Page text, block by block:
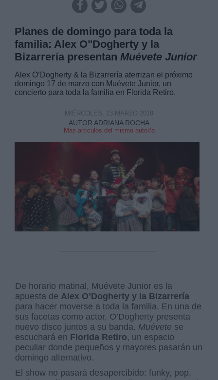
Planes de domingo para toda la
familia: Alex O"Dogherty y la
Bizarrería presentan Muévete Junior
Alex O’Dogherty & la Bizarrería aterrizan el próximo
domingo 17 de marzo con Muévete Junior, un
concierto para toda la familia en Florida Retiro.
AUTOR ADRIANA ROCHA
Mas artículos del mismo autor/a
MIÉRCOLES, 13 MARZO 2019
De horario matinal, Muévete Junior es la
apuesta de Alex O’Dogherty y la Bizarrería
para hacer moverse a toda la familia. En una de
sus facetas como actor, O’Dogherty presenta
nuevo disco juntos a su banda. Muévete se
escuchará en Florida Retiro, un espacio
peculiar donde pequeños y mayores pasarán un
domingo alternativo.
El show no pasará desapercibido: funky, pop,